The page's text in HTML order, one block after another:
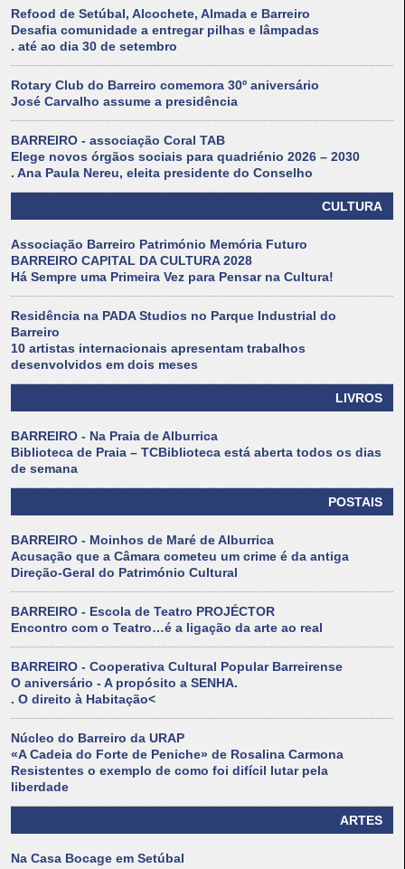
Refood de Setúbal, Alcochete, Almada e Barreiro
Desafia comunidade a entregar pilhas e lâmpadas
. até ao dia 30 de setembro
Rotary Club do Barreiro comemora 30º aniversário
José Carvalho assume a presidência
BARREIRO - associação Coral TAB
Elege novos órgãos sociais para quadriénio 2026 – 2030
. Ana Paula Nereu, eleita presidente do Conselho
CULTURA
Associação Barreiro Património Memória Futuro
BARREIRO CAPITAL DA CULTURA 2028
Há Sempre uma Primeira Vez para Pensar na Cultura!
Residência na PADA Studios no Parque Industrial do
Barreiro
10 artistas internacionais apresentam trabalhos
desenvolvidos em dois meses
LIVROS
BARREIRO - Na Praia de Alburrica
Biblioteca de Praia – TCBiblioteca está aberta todos os dias
de semana
POSTAIS
BARREIRO - Moinhos de Maré de Alburrica
Acusação que a Câmara cometeu um crime é da antiga
Direção-Geral do Património Cultural
BARREIRO - Escola de Teatro PROJÉCTOR
Encontro com o Teatro…é a ligação da arte ao real
BARREIRO - Cooperativa Cultural Popular Barreirense
O aniversário - A propósito a SENHA.
. O direito à Habitação<
Núcleo do Barreiro da URAP
«A Cadeia do Forte de Peniche» de Rosalina Carmona
Resistentes o exemplo de como foi difícil lutar pela
liberdade
ARTES
Na Casa Bocage em Setúbal